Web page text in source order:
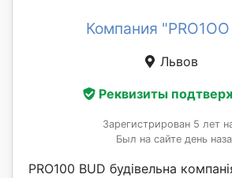
Компания
Львов
Реквизиты
Зарегистрирован 5 лет
Был на сайте день
PRO100 BUD будівельна